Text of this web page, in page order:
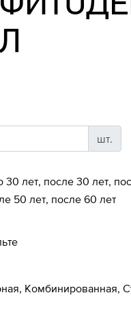
шт.
30 лет, после 30 лет,
50 лет, после 60 лет
Комбинированная,